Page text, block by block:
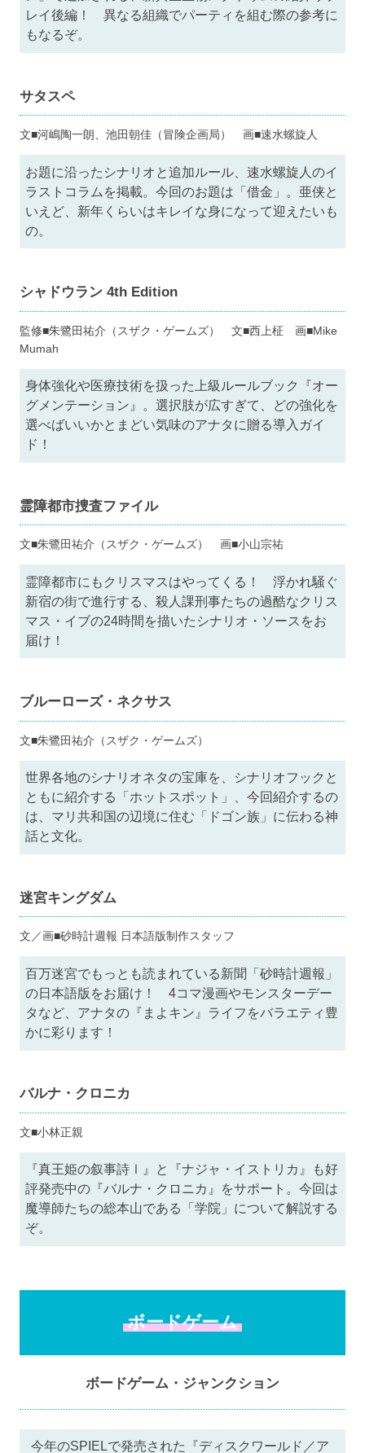
レイ後編！ 異なる組織でパーティを組む際の参考に
もなるぞ。
サタスペ
文■河嶋陶一朗、池田朝佳（冒険企画局） 画■速水螺旋人
お題に沿ったシナリオと追加ルール、速水螺旋人のイ
ラストコラムを掲載。今回のお題は「借金」。亜侠と
いえど、新年くらいはキレイな身になって迎えたいも
の。
シャドウラン 4th Edition
監修■朱鷺田祐介（スザク・ゲームズ） 文■西上柾 画■Mike
Mumah
身体強化や医療技術を扱った上級ルールブック『オー
グメンテーション』。選択肢が広すぎて、どの強化を
選べばいいかとまどい気味のアナタに贈る導入ガイ
ド！
霊障都市捜査ファイル
文■朱鷺田祐介（スザク・ゲームズ） 画■小山宗祐
霊障都市にもクリスマスはやってくる！ 浮かれ騒ぐ
新宿の街で進行する、殺人課刑事たちの過酷なクリス
マス・イブの24時間を描いたシナリオ・ソースをお
届け！
ブルーローズ・ネクサス
文■朱鷺田祐介（スザク・ゲームズ）
世界各地のシナリオネタの宝庫を、シナリオフックと
ともに紹介する「ホットスポット」、今回紹介するの
は、マリ共和国の辺境に住む「ドゴン族」に伝わる神
話と文化。
迷宮キングダム
文／画■砂時計週報 日本語版制作スタッフ
百万迷宮でもっとも読まれている新聞「砂時計週報」
の日本語版をお届け！ 4コマ漫画やモンスターデー
タなど、アナタの『まよキン』ライフをバラエティ豊
かに彩ります！
バルナ・クロニカ
文■小林正親
『真王姫の叙事詩Ⅰ』と『ナジャ・イストリカ』も好
評発売中の『バルナ・クロニカ』をサポート。今回は
魔導師たちの総本山である「学院」について解説する
ぞ。
ボードゲーム
ボードゲーム・ジャンクション
今年のSPIELで発売された『ディスクワールド／ア